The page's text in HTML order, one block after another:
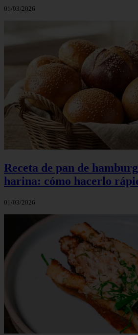
01/03/2026
Receta de pan de
harina: cómo hacerlo
01/03/2026